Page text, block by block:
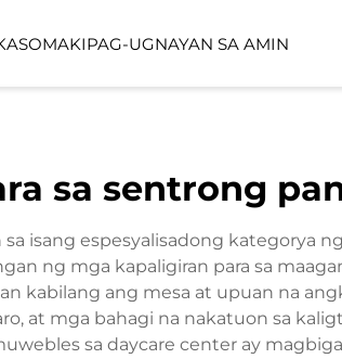
MAKIPAG-UGNAYAN SA AMIN
sa sentrong
isang espesyalisadong kategorya
ng mga kapaligiran para sa
kabilang ang mesa at upuan na
at mga bahagi na nakatuon sa
sa daycare center ay